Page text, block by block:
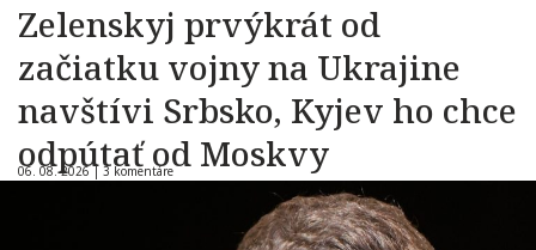
Zelenskyj prvýkrát od
začiatku vojny na Ukrajine
navštívi Srbsko, Kyjev ho chce
odpútať od Moskvy
06. 08. 2026 | 3 komentáre